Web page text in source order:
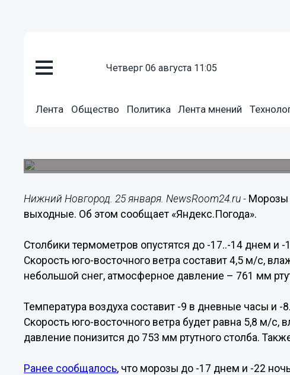
четверг 06 августа 11:05
Лента Общество Политика Лента мнений
25.01.201907:00
Нижний Новгород. 25 января. NewsRoom24.ru - Морозы
выходные. Об этом сообщает «Яндекс.Погода».
Столбики термометров опустятся до -17..-14 днем и -
Скорость юго-восточного ветра составит 4,5 м/с,
небольшой снег, атмосферное давление – 761 мм
Температура воздуха составит -9 в дневные часы и -
Скорость юго-восточного ветра будет равна 5,8 м/с,
давление понизится до 753 мм ртутного столба.
Ранее сообщалось, что морозы до -17 днем и -22